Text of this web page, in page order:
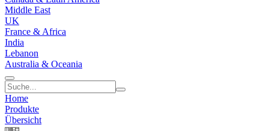
Middle East
UK
France & Africa
India
Lebanon
Australia & Oceania
Home
Produkte
Übersicht